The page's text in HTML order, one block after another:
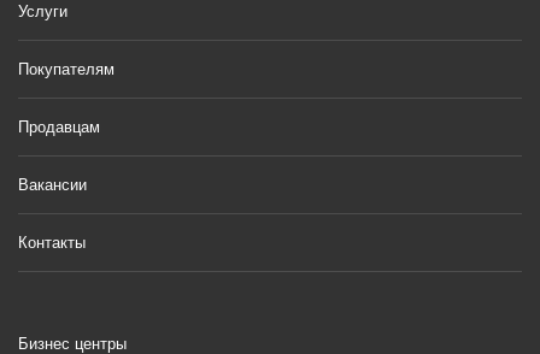
Услуги
Покупателям
Продавцам
Вакансии
Контакты
Бизнес центры